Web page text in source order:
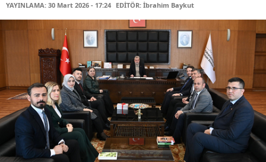
YAYINLAMA: 30 Mart 2026 - 17:24 EDİTÖR: İbrahim Baykut